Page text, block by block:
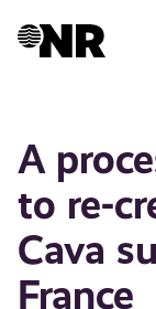
A
to re-
Cava
France